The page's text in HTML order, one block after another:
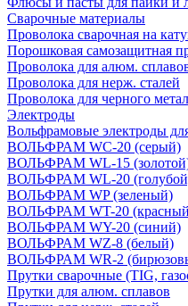
Сварочные материалы
Проволока сварочная на
Порошковая самозащитная
Проволока для алюм.
Проволока для нерж. сталей
Проволока для черного
Электроды
Вольфрамовые электроды
ВОЛЬФРАМ WC-20 (серый)
ВОЛЬФРАМ WL-15
ВОЛЬФРАМ WL-20
ВОЛЬФРАМ WP (зеленый)
ВОЛЬФРАМ WT-20
ВОЛЬФРАМ WY-20 (синий)
ВОЛЬФРАМ WZ-8 (белый)
ВОЛЬФРАМ WR-2
Прутки сварочные (TIG,
Прутки для алюм. сплавов